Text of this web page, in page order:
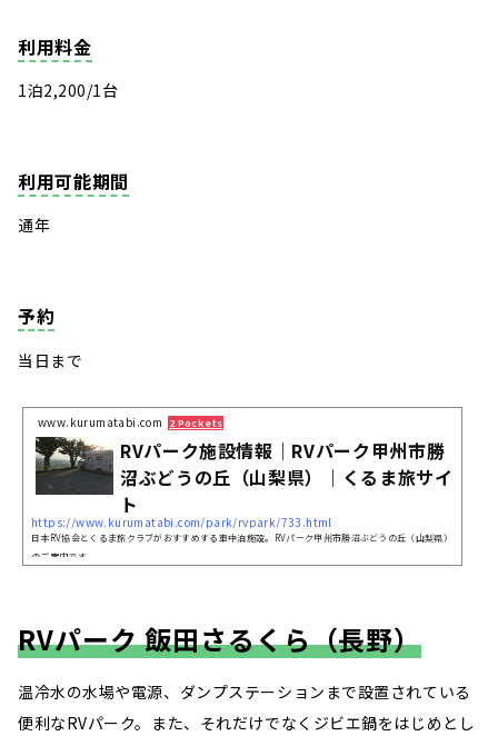
利用料金
1泊2,200/1台
利用可能期間
通年
予約
当日まで
www.kurumatabi.com 2 Pockets
RVパーク施設情報｜RVパーク甲州市勝
沼ぶどうの丘（山梨県）｜くるま旅サイ
ト
https://www.kurumatabi.com/park/rvpark/733.html
日本RV協会とくるま旅クラブがおすすめする車中泊施設。RVパーク甲州市勝沼ぶどうの丘（山梨県）
のご案内です。
RVパーク 飯田さるくら（長野）
温冷水の水場や電源、ダンプステーションまで設置されている
便利なRVパーク。また、それだけでなくジビエ鍋をはじめとし